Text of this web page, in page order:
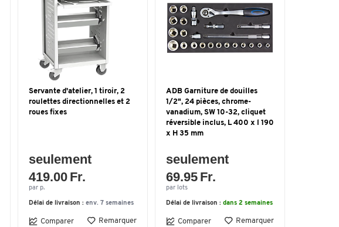
Servante d'atelier, 1 tiroir, 2
roulettes directionnelles et 2
roues fixes
seulement
419.00 Fr.
par p.
Délai de livraison : env. 7 semaines
Comparer Remarquer
ADB Garniture de douilles
1/2", 24 pièces, chrome-
vanadium, SW 10-32, cliquet
réversible inclus, L 400 x l 190
x H 35 mm
seulement
69.95 Fr.
par lots
Délai de livraison : dans 2 semaines
Comparer Remarquer